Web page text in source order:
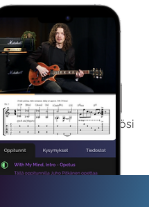
sisältömme käyttöösi